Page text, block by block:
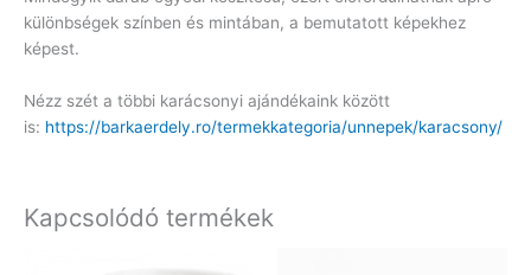
különbségek színben és mintában, a bemutatott képekhez
képest.
Nézz szét a többi karácsonyi ajándékaink között
is: https://barkaerdely.ro/termekkategoria/unnepek/karacsony/
Kapcsolódó termékek